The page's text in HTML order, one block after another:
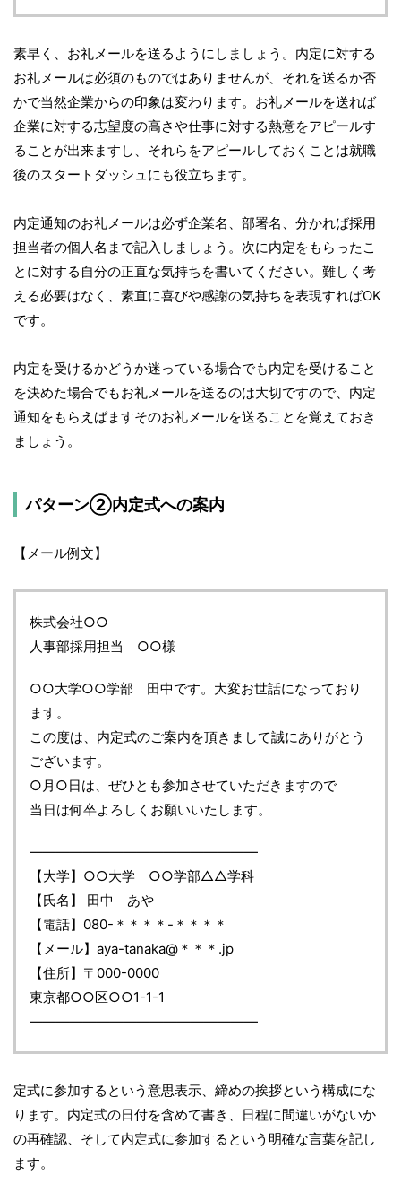
素早く、お礼メールを送るようにしましょう。内定に対する
お礼メールは必須のものではありませんが、それを送るか否
かで当然企業からの印象は変わります。お礼メールを送れば
企業に対する志望度の高さや仕事に対する熱意をアピールす
ることが出来ますし、それらをアピールしておくことは就職
後のスタートダッシュにも役立ちます。
内定通知のお礼メールは必ず企業名、部署名、分かれば採用
担当者の個人名まで記入しましょう。次に内定をもらったこ
とに対する自分の正直な気持ちを書いてください。難しく考
える必要はなく、素直に喜びや感謝の気持ちを表現すればOK
です。
内定を受けるかどうか迷っている場合でも内定を受けること
を決めた場合でもお礼メールを送るのは大切ですので、内定
通知をもらえばますそのお礼メールを送ることを覚えておき
ましょう。
パターン②内定式への案内
【メール例文】
株式会社○○
人事部採用担当 ○○様
○○大学○○学部 田中です。大変お世話になっており
ます。
この度は、内定式のご案内を頂きまして誠にありがとう
ございます。
○月○日は、ぜひとも参加させていただきますので
当日は何卒よろしくお願いいたします。
―――――――――――――――――
【大学】○○大学 ○○学部△△学科
【氏名】 田中 あや
【電話】080-＊＊＊＊-＊＊＊＊
【メール】aya-tanaka@＊＊＊.jp
【住所】〒000-0000
東京都○○区○○1-1-1
―――――――――――――――――
定式に参加するという意思表示、締めの挨拶という構成にな
ります。内定式の日付を含めて書き、日程に間違いがないか
の再確認、そして内定式に参加するという明確な言葉を記し
ます。